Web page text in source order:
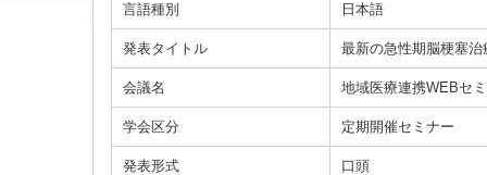
言語種別 日本語
発表タイトル 最新の急性期脳梗塞治
会議名 地域医療連携WEBセ
学会区分 定期開催セミナー
発表形式 口頭